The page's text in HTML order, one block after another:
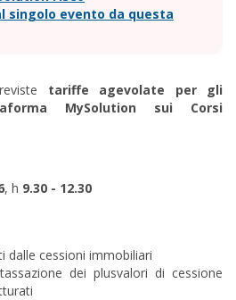
singolo evento da questa
tariffe agevolate per gli
MySolution sui Corsi
, h 9.30 - 12.30
dalle cessioni immobiliari
dei plusvalori di cessione